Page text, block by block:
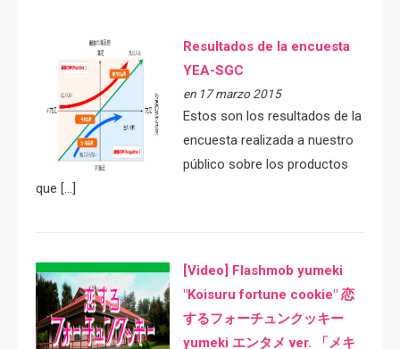
Resultados de la encuesta
YEA-SGC
en 17 marzo 2015
Estos son los resultados de la
encuesta realizada a nuestro
público sobre los productos
que […]
[Video] Flashmob yumeki
"Koisuru fortune cookie" 恋
するフォーチュンクッキー
yumeki エンタメ ver. 「メキ